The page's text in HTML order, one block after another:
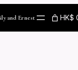
and Ernest HK$